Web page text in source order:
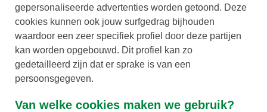
gepersonaliseerde advertenties worden getoond. Deze
cookies kunnen ook jouw surfgedrag bijhouden
waardoor een zeer specifiek profiel door deze partijen
kan worden opgebouwd. Dit profiel kan zo
gedetailleerd zijn dat er sprake is van een
persoonsgegeven.
Van welke cookies maken we gebruik?